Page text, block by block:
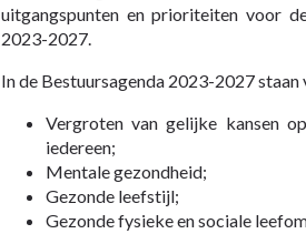
uitgangspunten en prioriteiten voor
2023-2027.
In de Bestuursagenda 2023-2027
Vergroten van gelijke kansen
iedereen;
Mentale gezondheid;
Gezonde leefstijl;
Gezonde fysieke en sociale